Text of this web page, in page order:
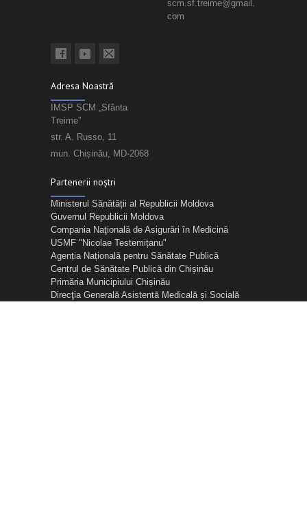
scm.sf.treime@gmail.
com
Adresa Noastră
IMSP SCM „Sfânta
Treime”
str. A. Russo, 11
mun. Chișinău, MD-2068
Partenerii noștri
Ministerul Sănătății al Republicii Moldova
Guvernul Republicii Moldova
Compania Naţională de Asigurări în Medicină
USMF "Nicolae Testemițanu"
Agenția Națională pentru Sănătate Publică
Centrul de Sănătate Publică din Chișinău
Primăria Municipiului Chișinău
Direcţia Generală Asistentă Medicală și Socială